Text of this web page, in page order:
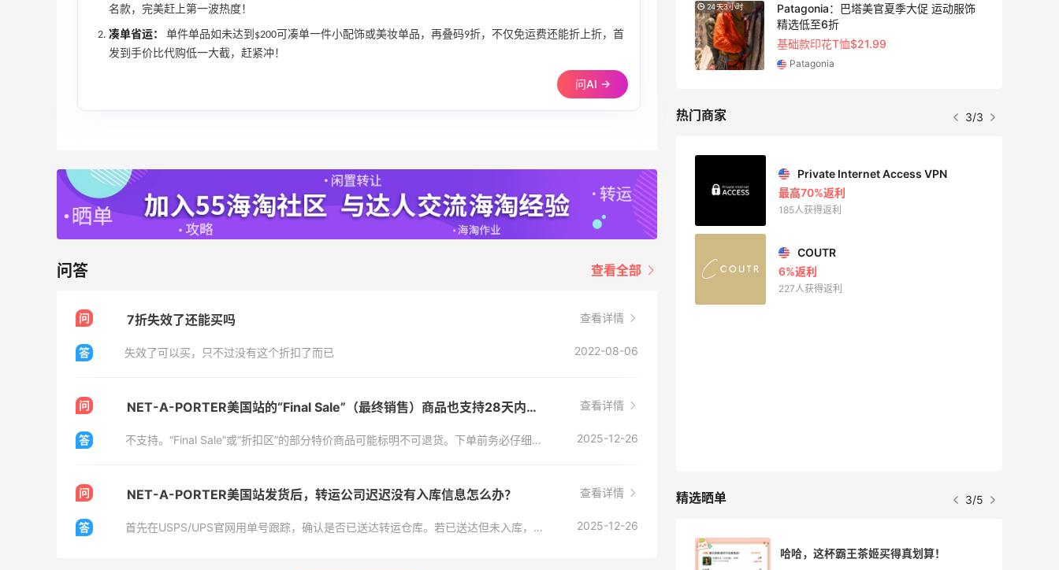
名款，完美赶上第一波热度！
凑单省运：
单件单品如未达到$200可凑单一件小配饰或美妆单品，再叠码9折，不仅免运费还能折上折，首
发到手价比代购低一大截，赶紧冲！
问AI →
问答 查看全部
问 7折失效了还能买吗 查看详情
答 失效了可以买，只不过没有这个折扣了而已 2022-08-06
问 NET-A-PORTER美国站的“Final Sale”（最终销售）商品也支持28天内退货吗？ 查看详情
答 不支持。“Final Sale”或“折扣区”的部分特价商品可能标明不可退货。下单前务必仔细查看商品详情页的退货政策说明，这类商品一旦售出概不退换。 2025-12-26
问 NET-A-PORTER美国站发货后，转运公司迟迟没有入库信息怎么办？ 查看详情
答 首先在USPS/UPS官网用单号跟踪，确认是否已送达转运仓库。若已送达但未入库，应立刻联系转运公司客服，提供单号、身份信息及购物凭证，请求人工核查。 2025-12-26
Macy's：美妆精选10日闪促 低至5折+免
关注兰蔻、雅诗兰黛等 每日更新
享额外9折
24天3小时
Patagonia：巴塔美官夏季大促 运动服饰
精选低至6折
基础款印花T恤$21.99
Patagonia
热门商家 3/3
Mac Duggal
最高2%返利
6028人成功下单
最高2%返利
Matte Collection
510人获得返利
ERGO Baby
4%返利
62人获得返利
RFM Denim
85人获得返利
Private Internet Access VPN
最高70%返利
185人获得返利
COUTR
6%返利
227人获得返利
精选晒单 3/5
哈哈，这杯霸王茶姬买得真划算！